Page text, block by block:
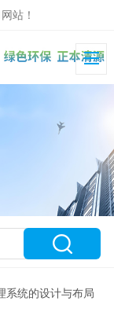
站！
系统的设计与布局